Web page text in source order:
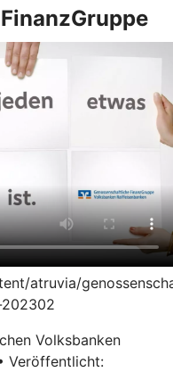
atruvia/
Volksbanken
Veröffentlicht: